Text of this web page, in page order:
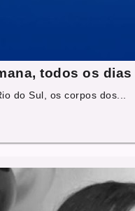
todos os
do Sul, os corpos dos...